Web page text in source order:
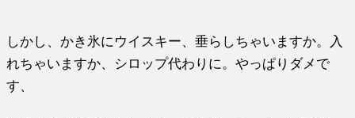
しかし、かき氷にウイスキー、垂らしちゃいますか。入
れちゃいますか、シロップ代わりに。やっぱりダメで
す、